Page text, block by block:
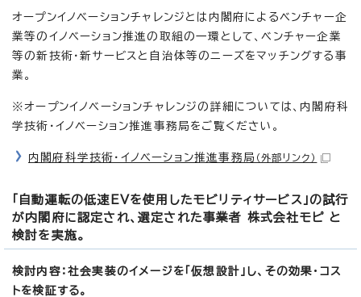
オープンイノベーションチャレンジとは内閣府によるベンチャー企
業等のイノベーション推進の取組の一環として、ベンチャー企業
等の新技術・新サービスと自治体等のニーズをマッチングする事
業。
※オープンイノベーションチャレンジの詳細については、内閣府科
学技術・イノベーション推進事務局をご覧ください。
内閣府科学技術・イノベーション推進事務局 （外部リンク）
「自動運転の低速EVを使用したモビリティサービス」の試行
が内閣府に認定され、選定された事業者 株式会社モピ と
検討を実施。
検討内容：社会実装のイメージを「仮想設計」し、その効果・コス
トを検証する。